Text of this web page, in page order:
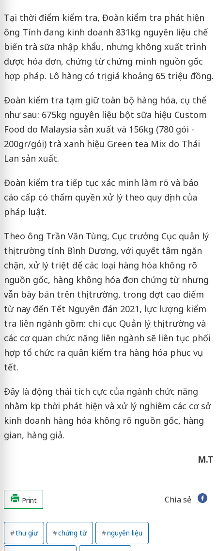
Tại thời điểm kiểm tra, Đoàn kiểm tra phát hiện
ông Tính đang kinh doanh 831kg nguyên liệu chế
biến trà sữa nhập khẩu, nhưng không xuất trình
được hóa đơn, chứng từ chứng minh nguồn gốc
hợp pháp. Lô hàng có trị giá khoảng 65 triệu đồng.
Đoàn kiểm tra tạm giữ toàn bộ hàng hóa, cụ thể
như sau: 675kg nguyên liệu bột sữa hiệu Custom
Food do Malaysia sản xuất và 156kg (780 gói -
200gr/gói) trà xanh hiệu Green tea Mix do Thái
Lan sản xuất.
Đoàn kiểm tra tiếp tục xác minh làm rõ và báo
cáo cấp có thẩm quyền xử lý theo quy định của
pháp luật.
Theo ông Trần Văn Tùng, Cục trưởng Cục quản lý
thị trường tỉnh Bình Dương, với quyết tâm ngăn
chặn, xử lý triệt để các loại hàng hóa không rõ
nguồn gốc, hàng không hóa đơn chứng từ nhưng
vẫn bày bán trên thị trường, trong đợt cao điểm
từ nay đến Tết Nguyên đán 2021, lực lượng kiểm
tra liên ngành gồm: chi cục Quản lý thị trường và
các cơ quan chức năng liên ngành sẽ liên tục phối
hợp tổ chức ra quân kiểm tra hàng hóa phục vụ
tết.
Đây là động thái tích cực của ngành chức năng
nhằm kịp thời phát hiện và xử lý nghiêm các cơ sở
kinh doanh hàng hóa không rõ nguồn gốc, hàng
gian, hàng giả.
M.T
Print Chia sẻ
thu giư chứng từ nguyên liệu